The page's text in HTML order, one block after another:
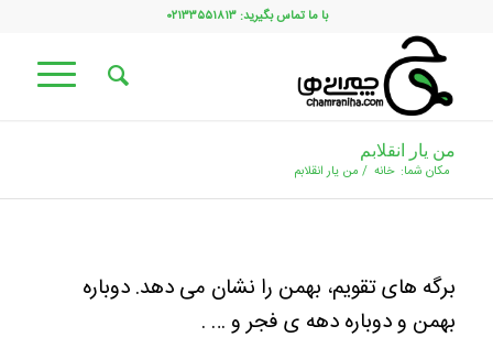
با ما تماس بگیرید: ۰۲۱۳۳۵۵۱۸۱۳
من یار انقلابم
مکان شما: خانه / من یار انقلابم
برگه های تقویم، بهمن را نشان می دهد. دوباره
بهمن و دوباره دهه ی فجر و … .